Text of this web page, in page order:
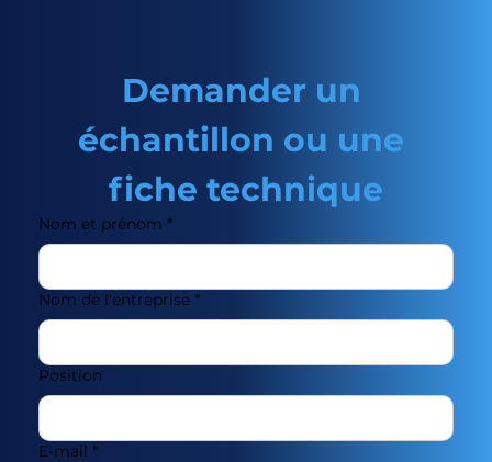
Demander un
échantillon ou une
fiche technique
Nom et prénom *
Nom de l'entreprise *
Position
E-mail *